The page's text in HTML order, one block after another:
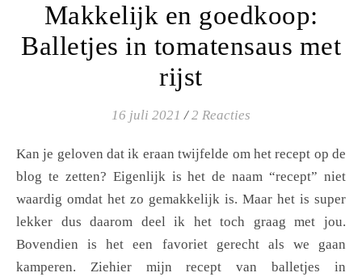
Makkelijk en goedkoop:
Balletjes in tomatensaus met
rijst
16 juli 2021 / 2 Reacties
Kan je geloven dat ik eraan twijfelde om het recept op de
blog te zetten? Eigenlijk is het de naam “recept” niet
waardig omdat het zo gemakkelijk is. Maar het is super
lekker dus daarom deel ik het toch graag met jou.
Bovendien is het een favoriet gerecht als we gaan
kamperen. Ziehier mijn recept van balletjes in